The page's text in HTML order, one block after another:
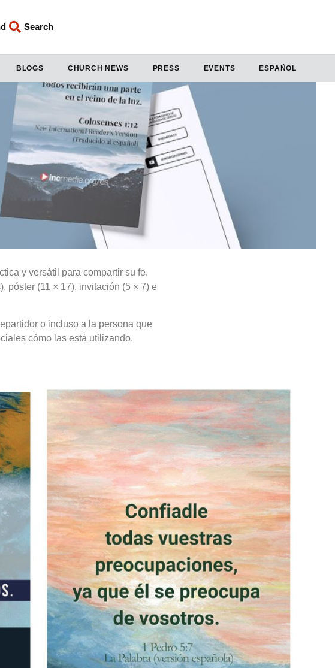
Search
BLOGS CHURCH NEWS PRESS EVENTS ESPAÑOL
y versátil para compartir su fe.
póster (11 × 17), invitación (5 × 7) e
o incluso a la persona que
cómo las está utilizando.